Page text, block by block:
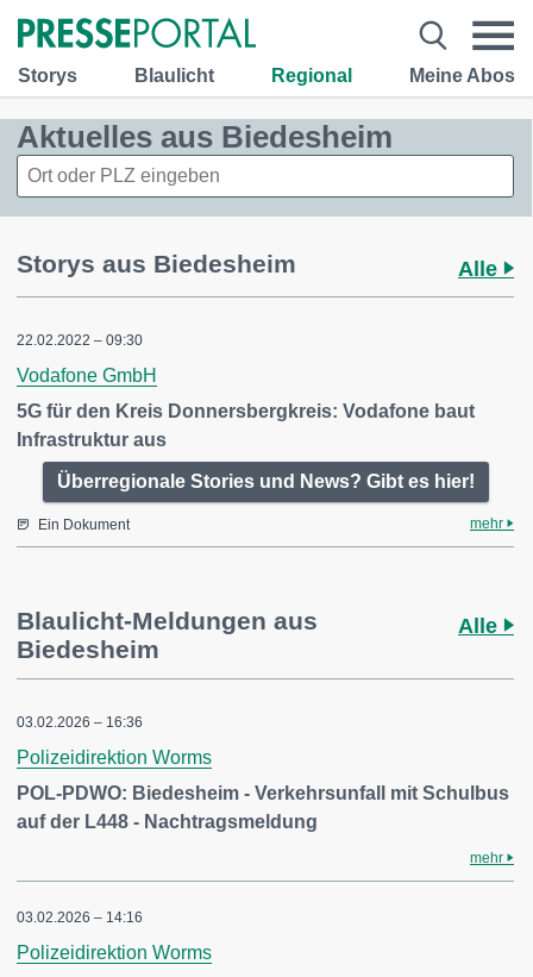
Storys Blaulicht Regional Meine Abos
Aktuelles aus Biedesheim
Storys aus Biedesheim Alle
22.02.2022 – 09:30
Vodafone GmbH
5G für den Kreis Donnersbergkreis: Vodafone baut
Infrastruktur aus
Überregionale Stories und News? Gibt es hier!
Ein Dokument mehr
Blaulicht-Meldungen aus
Biedesheim
Alle
03.02.2026 – 16:36
Polizeidirektion Worms
POL-PDWO: Biedesheim - Verkehrsunfall mit Schulbus
auf der L448 - Nachtragsmeldung
mehr
03.02.2026 – 14:16
Polizeidirektion Worms